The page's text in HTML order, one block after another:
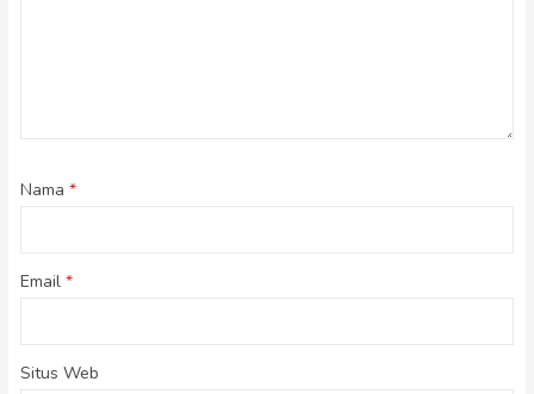
Nama *
Email *
Situs Web